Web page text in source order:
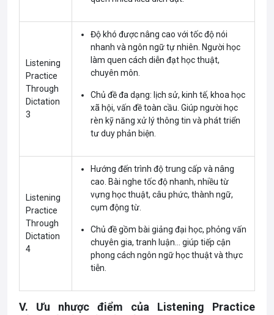
Listening
Practice
Through
Dictation
3
Độ khó được nâng cao với tốc độ nói
nhanh và ngôn ngữ tự nhiên. Người học
làm quen cách diễn đạt học thuật,
chuyên môn.
Chủ đề đa dạng: lịch sử, kinh tế, khoa học
xã hội, vấn đề toàn cầu. Giúp người học
rèn kỹ năng xử lý thông tin và phát triển
tư duy phản biện.
Listening
Practice
Through
Dictation
4
Hướng đến trình độ trung cấp và nâng
cao. Bài nghe tốc độ nhanh, nhiều từ
vựng học thuật, câu phức, thành ngữ,
cụm động từ.
Chủ đề gồm bài giảng đại học, phỏng vấn
chuyên gia, tranh luận… giúp tiếp cận
phong cách ngôn ngữ học thuật và thực
tiễn.
V. Ưu nhược điểm của Listening Practice